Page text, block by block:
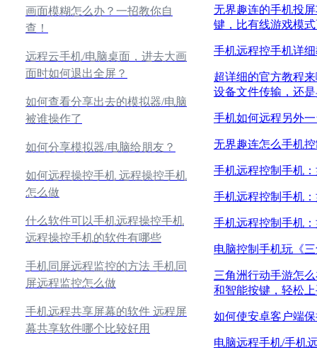
画面模糊怎么办？一招教你自
查！
远程云手机/电脑桌面，进去大画
面时如何退出全屏？
如何查看分享出去的模拟器/电脑
被谁操作了
如何分享模拟器/电脑给朋友？
如何远程操控手机 远程操控手机
怎么做
什么软件可以手机远程操控手机
远程操控手机的软件有哪些
手机同屏远程监控的方法 手机同
屏远程监控怎么做
手机远程共享屏幕的软件 远程屏
幕共享软件哪个比较好用
无界趣连的手机投
键，比有线游戏模
手机远程控手机详
超详细的官方教程
设备文件传输，还
手机如何远程另外
无界趣连怎么手机
手机远程控制手机
手机远程控制手机
手机远程控制手机
电脑控制手机玩《
三角洲行动手游怎
和智能按键，轻松
如何使安卓客户端
电脑远程手机/手机